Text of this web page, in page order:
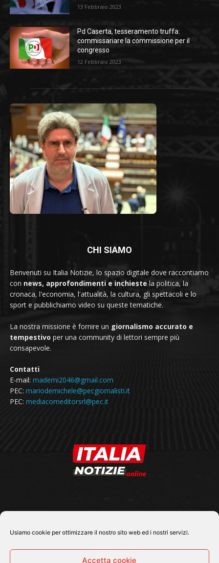
Usiamo cookie per ottimizzare il nostro sito web ed i nostri servizi.
Accetta cookie
13 Febbraio 2023
Pd Caserta, tesseramento truffa:
commissariare la commissione per il
congresso
12 Febbraio 2023
CHI SIAMO
Benvenuti su Italia Notizie, lo spazio digitale dove raccontiamo
con news, approfondimenti e inchieste la politica, la
cronaca, l'economia, l'attualità, la cultura, gli spettacoli e lo
sport e pubblichiamo video su queste tematiche.
La nostra missione è fornire un giornalismo accurato e
tempestivo per una community di lettori sempre più
consapevole.
Contatti
E-mail: mademi2046@gmail.com
PEC: mariodemichele@pecgiornalisti.it
PEC: mediacomeditorsrl@pec.it
SEGUICI SU